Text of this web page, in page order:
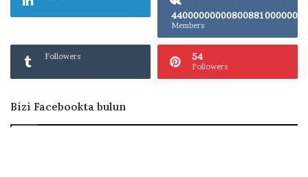
Members
Followers 54
Followers
Bizi Facebookta bulun